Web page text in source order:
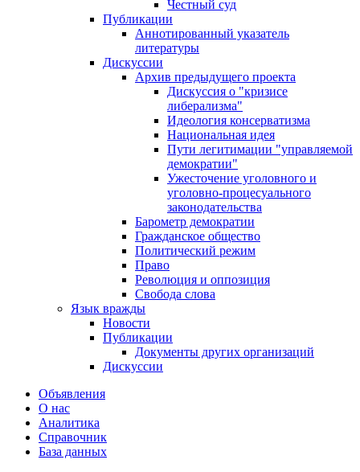
Честный суд
Публикации
Аннотированный указатель
литературы
Дискуссии
Архив предыдущего проекта
Дискуссия о "кризисе
либерализма"
Идеология консерватизма
Национальная идея
Пути легитимации "управляемой
демократии"
Ужесточение уголовного и
уголовно-процесуального
законодательства
Барометр демократии
Гражданское общество
Политический режим
Право
Революция и оппозиция
Свобода слова
Язык вражды
Новости
Публикации
Документы других организаций
Дискуссии
Объявления
О нас
Аналитика
Справочник
База данных